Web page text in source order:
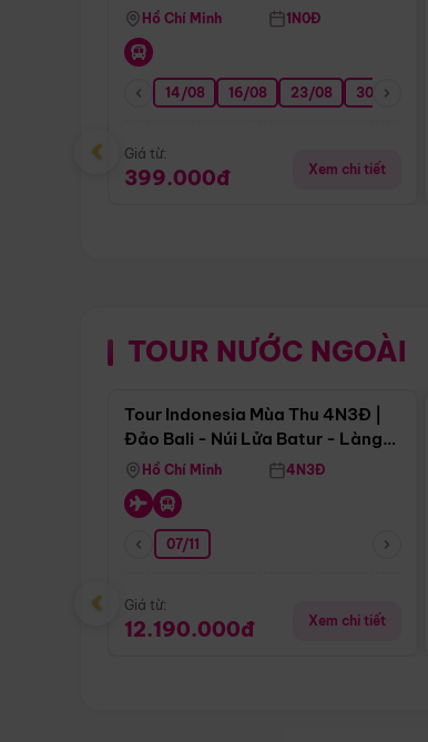
Hồ Chí Minh 1N0Đ
14/08 16/08 23/08 30/08
Giá từ:
399.000đ Xem chi tiết
‹
TOUR NƯỚC NGOÀI
Điểm nổi bật
Tour Indonesia Mùa Thu 4N3Đ |
Đảo Bali - Núi Lửa Batur - Làng
Penglipuran
Hồ Chí Minh 4N3Đ
07/11
Giá từ:
12.190.000đ Xem chi tiết
‹